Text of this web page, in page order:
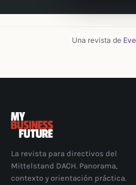
Una revista de
La revista para directivos del
Mittelstand DACH. Panorama,
contexto y orientación práctica.